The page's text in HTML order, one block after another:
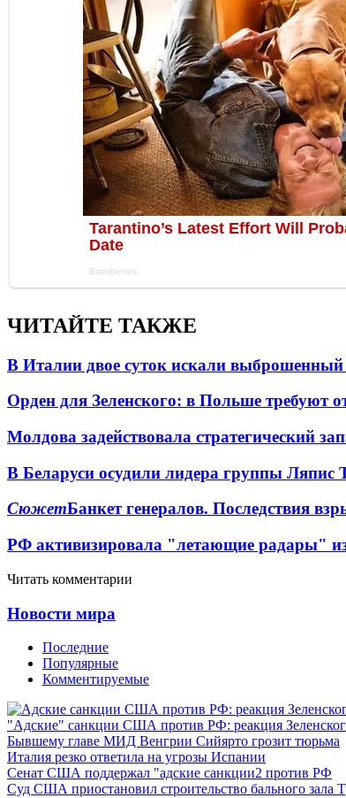
ЧИТАЙТЕ ТАКЖЕ
В Италии двое суток искали
Орден для Зеленского: в Польше требуют
Молдова задействовала стратегический
В Беларуси осудили лидера группы Ляпис
СюжетБанкет генералов. Последствия
РФ активизировала "летающие радары"
Читать комментарии
Новости мира
Последние
Популярные
Комментируемые
"Адские" санкции США против РФ: реакция
Бывшему главе МИД Венгрии Сийярто грозит тюрьма
Италия резко ответила на угрозы Испании
Сенат США поддержал "адские санкции2 против РФ
Суд США приостановил строительство бального зала